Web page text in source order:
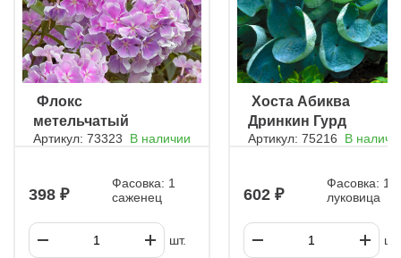
ㅤ Флокс
метельчатый
Франц Шуберт
Артикул: 73323 В наличии
398
Фасовка: 1
саженец
шт.
ㅤ Хоста Абиква
Дринкин Гурд
Артикул: 75216 В
602
Фасовка: 1
луковица
шт.